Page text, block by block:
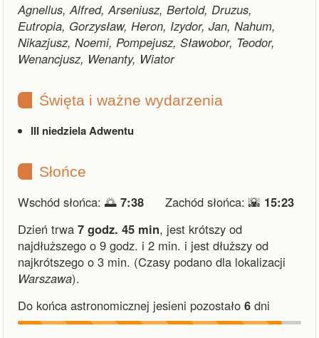
Agnellus, Alfred, Arseniusz, Bertold, Druzus,
Eutropia, Gorzysław, Heron, Izydor, Jan, Nahum,
Nikazjusz, Noemi, Pompejusz, Sławobor, Teodor,
Wenancjusz, Wenanty, Wiator
Święta i ważne wydarzenia
III niedziela Adwentu
Słońce
Wschód słońca: 🌅 7:38 Zachód słońca: 🌇 15:23
Dzień trwa 7 godz. 45 min, jest krótszy od
najdłuższego o 9 godz. i 2 min. i jest dłuższy od
najkrótszego o 3 min. (Czasy podano dla lokalizacji
Warszawa).
Do końca astronomicznej jesieni pozostało 6 dni